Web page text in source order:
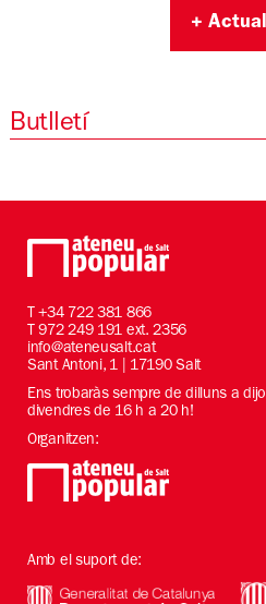
+
Butlletí
T+34 722 381 866
T 972 249 191 ext. 2356
info@ateneusalt.cat
Sant Antoni, 1 | 17190 Salt
Ens trobaràs sempre de dilluns a
divendres de 16 h a 20 h!
Organitzen:
Amb el suport de: